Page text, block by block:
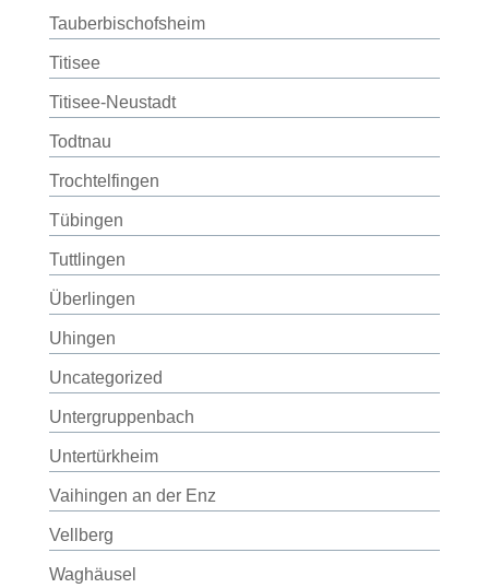
Tauberbischofsheim
Titisee
Titisee-Neustadt
Todtnau
Trochtelfingen
Tübingen
Tuttlingen
Überlingen
Uhingen
Uncategorized
Untergruppenbach
Untertürkheim
Vaihingen an der Enz
Vellberg
Waghäusel